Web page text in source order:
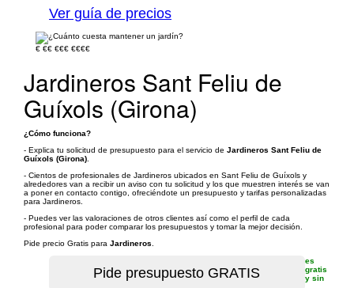
Ver guía de precios
€ €€ €€€ €€€€
Jardineros Sant Feliu de
Guíxols (Girona)
¿Cómo funciona?
- Explica tu solicitud de presupuesto para el servicio de Jardineros Sant Feliu de
Guíxols (Girona)
- Cientos de profesionales de Jardineros ubicados en Sant Feliu de Guíxols y
alrededores van a recibir un aviso con tu solicitud y los que muestren interés se van
a poner en contacto contigo, ofreciéndote un presupuesto y tarifas personalizadas
para Jardineros.
- Puedes ver las valoraciones de otros clientes así como el perfil de cada
profesional para poder comparar los presupuestos y tomar la mejor decisión.
Pide precio Gratis para Jardineros
es
gratis
y sin